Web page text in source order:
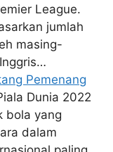
League.
jumlah
masing-
Pemenang
Dunia 2022
bola yang
dalam